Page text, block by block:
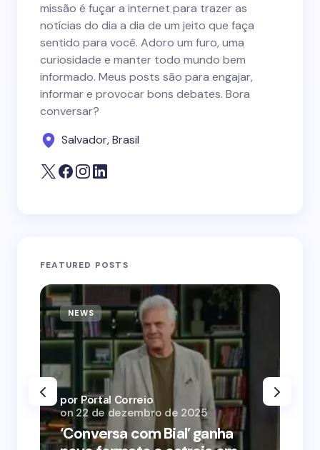
missão é fuçar a internet para trazer as
notícias do dia a dia de um jeito que faça
sentido para você. Adoro um furo, uma
curiosidade e manter todo mundo bem
informado. Meus posts são para engajar,
informar e provocar bons debates. Bora
conversar?
Salvador, Brasil
FEATURED POSTS
NEWS
‘Conversa com Bial’ ganha
por Portal Correio
on 22 de dezembro de 2025